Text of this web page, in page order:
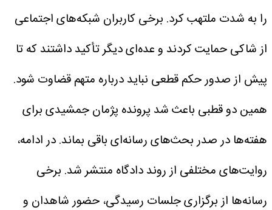
را به شدت ملتهب کرد. برخی کاربران شبکه‌های اجتماعی
از شاکی حمایت کردند و عده‌ای دیگر تأکید داشتند که تا
پیش از صدور حکم قطعی نباید درباره متهم قضاوت شود.
همین دو قطبی باعث شد پرونده پژمان جمشیدی برای
هفته‌ها در صدر بحث‌های رسانه‌ای باقی بماند.در ادامه،
روایت‌های مختلفی از روند دادگاه منتشر شد. برخی
رسانه‌ها از برگزاری جلسات رسیدگی، حضور شاهدان و